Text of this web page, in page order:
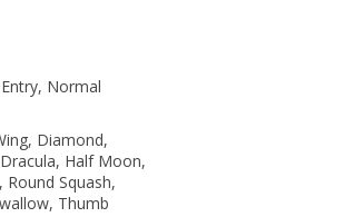
Normal
Diamond,
Half Moon,
Round Squash,
Thumb